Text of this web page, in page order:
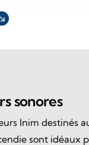
sonores
Inim destinés
sont idéaux